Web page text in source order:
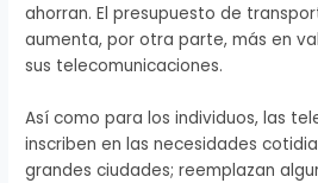
ahorran. El presupuesto de
aumenta, por otra parte, más en
sus telecomunicaciones.
Así como para los individuos, las
inscriben en las necesidades
grandes ciudades; reemplazan